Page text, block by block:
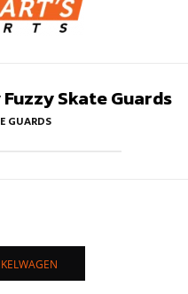
Skate Guards
GUARDS